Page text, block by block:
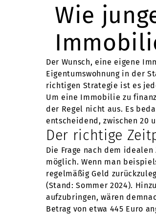
Wie
Der Wunsch, eine eigene
Eigentumswohnung in der
richtigen Strategie ist es
Um eine Immobilie zu
der Regel nicht aus. Es
entscheidend, zwischen 20
Der richtige
Die Frage nach dem
möglich. Wenn man
regelmäßig Geld
(Stand: Sommer 2024).
aufzubringen, wären
Betrag von etwa 445 Euro